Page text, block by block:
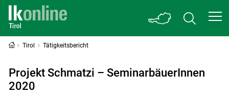
Tirol Tätigkeitsbericht
Projekt Schmatzi – SeminarbäuerInnen
2020